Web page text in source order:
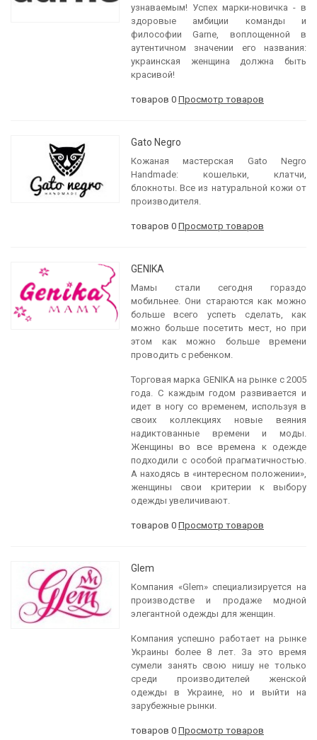
узнаваемым! Успех марки-новичка - в
здоровые амбиции команды и
философии Garne, воплощенной в
аутентичном значении его названия:
украинская женщина должна быть
красивой!
товаров 0 Просмотр товаров
Gato Negro
Кожаная мастерская Gato Negro
Handmade: кошельки, клатчи,
блокноты. Все из натуральной кожи от
производителя.
товаров 0 Просмотр товаров
GENIKA
Мамы стали сегодня гораздо
мобильнее. Они стараются как можно
больше всего успеть сделать, как
можно больше посетить мест, но при
этом как можно больше времени
проводить с ребенком.
Торговая марка GENIKA на рынке с 2005
года. С каждым годом развивается и
идет в ногу со временем, используя в
своих коллекциях новые веяния
надиктованные времени и моды.
Женщины во все времена к одежде
подходили с особой прагматичностью.
А находясь в «интересном положении»,
женщины свои критерии к выбору
одежды увеличивают.
товаров 0 Просмотр товаров
Glem
Компания «Glem» специализируется на
производстве и продаже модной
элегантной одежды для женщин.
Компания успешно работает на рынке
Украины более 8 лет. За это время
сумели занять свою нишу не только
среди производителей женской
одежды в Украине, но и выйти на
зарубежные рынки.
товаров 0 Просмотр товаров